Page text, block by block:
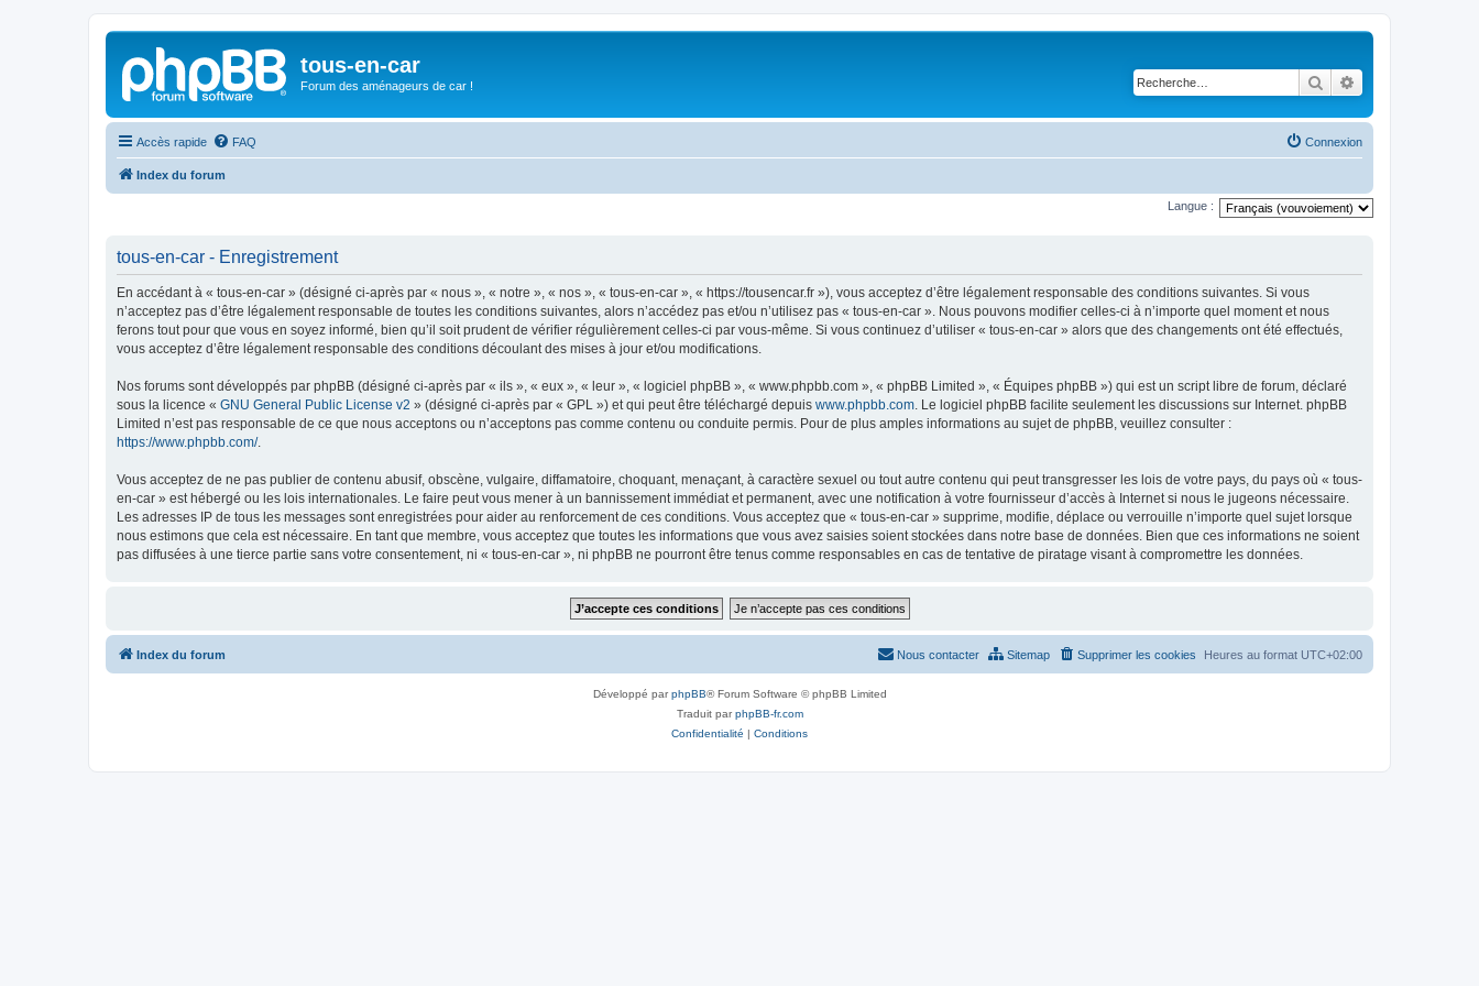
tous-en-car
Forum des aménageurs de car ! Rechercher
Accès rapide FAQ Connexion
Index du forum
Langue :
tous-en-car - Enregistrement
En accédant à « tous-en-car » (désigné ci-après par « nous », « notre », « nos », « tous-en-car », « https://tousencar.fr »), vous acceptez d’être légalement responsable des conditions suivantes. Si vous
n’acceptez pas d’être légalement responsable de toutes les conditions suivantes, alors n’accédez pas et/ou n’utilisez pas « tous-en-car ». Nous pouvons modifier celles-ci à n’importe quel moment et nous
ferons tout pour que vous en soyez informé, bien qu’il soit prudent de vérifier régulièrement celles-ci par vous-même. Si vous continuez d’utiliser « tous-en-car » alors que des changements ont été effectués,
vous acceptez d’être légalement responsable des conditions découlant des mises à jour et/ou modifications.
Nos forums sont développés par phpBB (désigné ci-après par « ils », « eux », « leur », « logiciel phpBB », « www.phpbb.com », « phpBB Limited », « Équipes phpBB ») qui est un script libre de forum, déclaré
sous la licence « GNU General Public License v2 » (désigné ci-après par « GPL ») et qui peut être téléchargé depuis www.phpbb.com. Le logiciel phpBB facilite seulement les discussions sur Internet. phpBB
Limited n’est pas responsable de ce que nous acceptons ou n’acceptons pas comme contenu ou conduite permis. Pour de plus amples informations au sujet de phpBB, veuillez consulter :
https://www.phpbb.com/.
Vous acceptez de ne pas publier de contenu abusif, obscène, vulgaire, diffamatoire, choquant, menaçant, à caractère sexuel ou tout autre contenu qui peut transgresser les lois de votre pays, du pays où « tous-
en-car » est hébergé ou les lois internationales. Le faire peut vous mener à un bannissement immédiat et permanent, avec une notification à votre fournisseur d’accès à Internet si nous le jugeons nécessaire.
Les adresses IP de tous les messages sont enregistrées pour aider au renforcement de ces conditions. Vous acceptez que « tous-en-car » supprime, modifie, déplace ou verrouille n’importe quel sujet lorsque
nous estimons que cela est nécessaire. En tant que membre, vous acceptez que toutes les informations que vous avez saisies soient stockées dans notre base de données. Bien que ces informations ne soient
pas diffusées à une tierce partie sans votre consentement, ni « tous-en-car », ni phpBB ne pourront être tenus comme responsables en cas de tentative de piratage visant à compromettre les données.
Index du forum Heures au format UTC+02:00
Supprimer les cookies
Sitemap
Nous contacter
Développé parphpBB® Forum Software © phpBB Limited
Traduit parphpBB-fr.com
Confidentialité | Conditions